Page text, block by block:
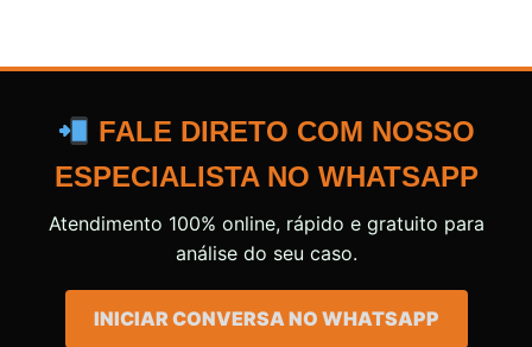
FALE DIRETO COM NOSSO
ESPECIALISTA NO WHATSAPP
Atendimento 100% online, rápido e gratuito para
análise do seu caso.
INICIAR CONVERSA NO WHATSAPP